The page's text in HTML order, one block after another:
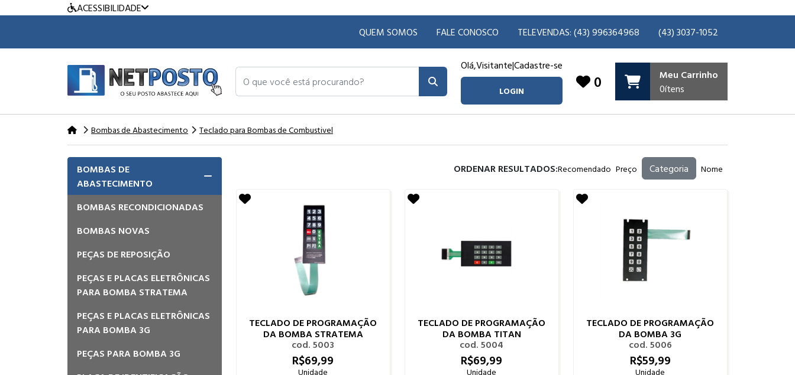
ACESSIBILIDADE
QUEM SOMOS
FALE CONOSCO TELEVENDAS: (43) 996364968 (43) 3037-1052
O que você está procurando? Olá,Visitante|Cadastre-se
LOGIN 0
Meu Carrinho
0ítens
Bombas de Abastecimento Teclado para Bombas de Combustivel
BOMBAS DE
ABASTECIMENTO
BOMBAS RECONDICIONADAS
BOMBAS NOVAS
PEÇAS DE REPOSIÇÃO
PEÇAS E PLACAS ELETRÔNICAS
PARA BOMBA STRATEMA
PEÇAS E PLACAS ELETRÔNICAS
PARA BOMBA 3G
PEÇAS PARA BOMBA 3G
ORDENAR RESULTADOS:Recomendado Preço Categoria Nome
TECLADO DE PROGRAMAÇÃO
DA BOMBA STRATEMA
cod. 5003
R$69,99
Unidade
TECLADO DE PROGRAMAÇÃO
DA BOMBA TITAN
cod. 5004
R$69,99
Unidade
TECLADO DE PROGRAMAÇÃO
DA BOMBA 3G
cod. 5006
R$59,99
Unidade